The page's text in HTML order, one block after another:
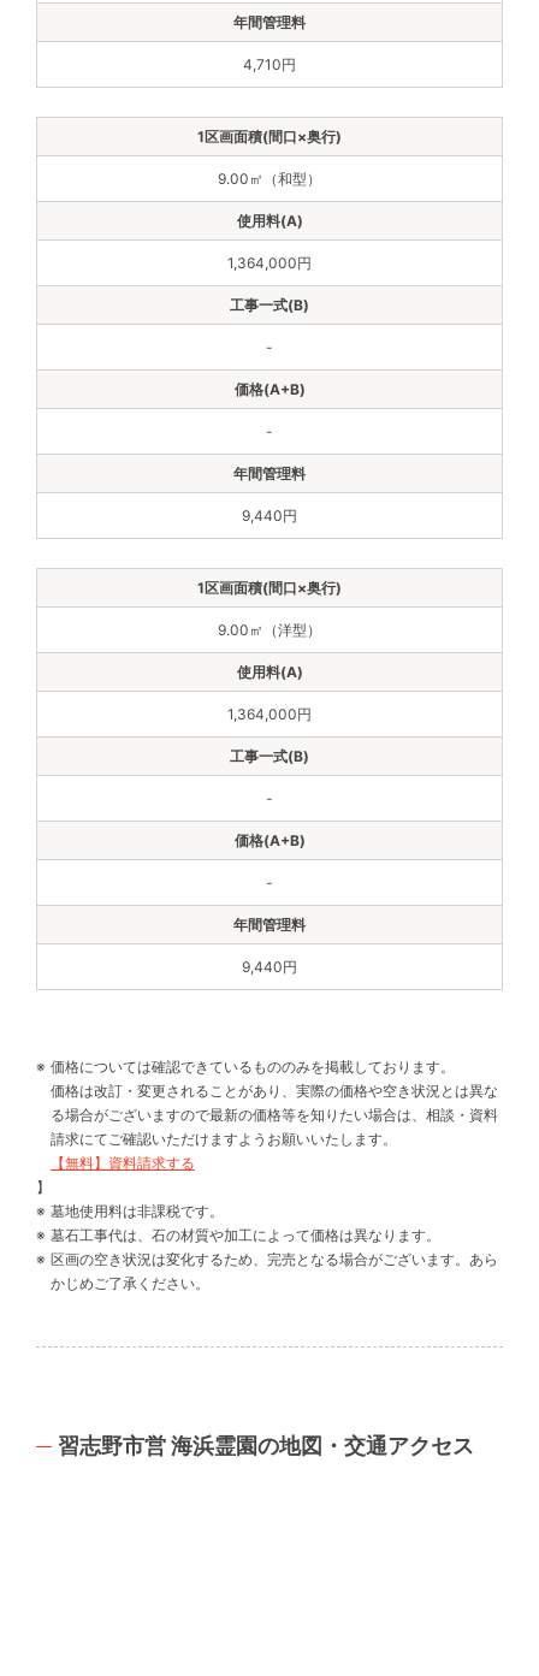
4,710円
9.00㎡（和型）
1,364,000円
-
-
9,440円
9.00㎡（洋型）
1,364,000円
-
-
9,440円
価格については確認できているもののみを掲載しております。
価格は改訂・変更されることがあり、実際の価格や空き状況とは異な
る場合がございますので最新の価格等を知りたい場合は、相談・資料
請求にてご確認いただけますようお願いいたします。
【無料】資料請求する
】
墓地使用料は非課税です。
墓石工事代は、石の材質や加工によって価格は異なります。
区画の空き状況は変化するため、完売となる場合がございます。あら
かじめご了承ください。
習志野市営 海浜霊園の地図・交通アクセス